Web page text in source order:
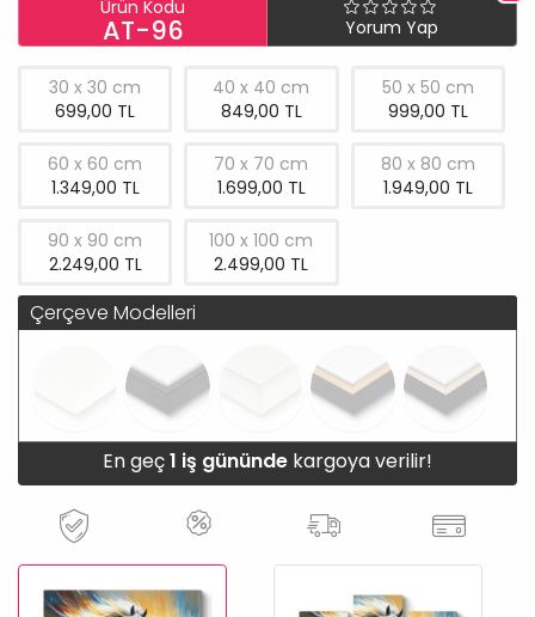
Ürün Kodu
AT-96
Yorum Yap
30 x 30 cm
699,00 TL
40 x 40 cm
849,00 TL
50 x 50 cm
999,00 TL
60 x 60 cm
1.349,00 TL
70 x 70 cm
1.699,00 TL
80 x 80 cm
1.949,00 TL
90 x 90 cm
2.249,00 TL
100 x 100 cm
2.499,00 TL
Çerçeve Modelleri
En geç1 iş gününde kargoya verilir!